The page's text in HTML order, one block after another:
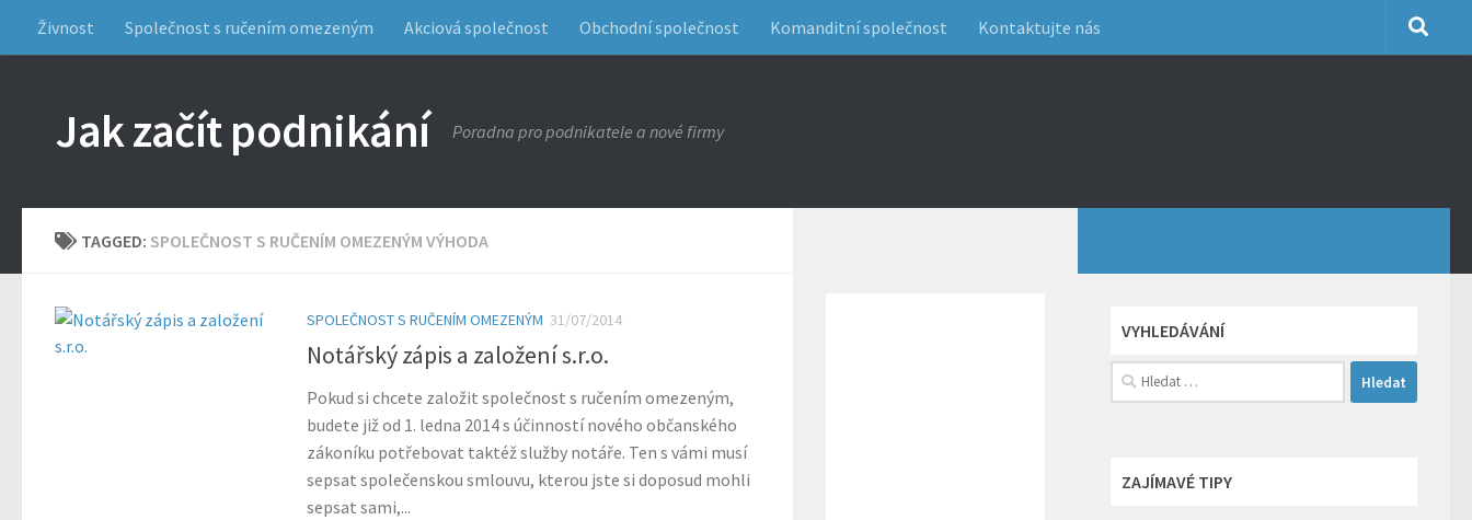
Živnost Společnost s ručením omezeným Akciová společnost Obchodní společnost Komanditní společnost Kontaktujte nás
Jak začít podnikání Poradna pro podnikatele a nové firmy
TAGGED: SPOLEČNOST S RUČENÍM OMEZENÝM VÝHODA
SPOLEČNOST S RUČENÍM OMEZENÝM 31/07/2014
Notářský zápis a založení s.r.o.
Pokud si chcete založit společnost s ručením omezeným,
budete již od 1. ledna 2014 s účinností nového občanského
zákoníku potřebovat taktéž služby notáře. Ten s vámi musí
sepsat společenskou smlouvu, kterou jste si doposud mohli
sepsat sami,...
VYHLEDÁVÁNÍ
Vyhledávání
ZAJÍMAVÉ TIPY